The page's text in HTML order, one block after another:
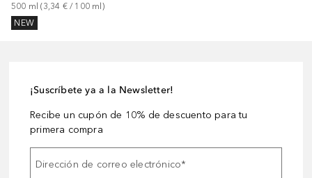
500 ml (3,34 € / 100 ml )
NEW
¡Suscríbete ya a la Newsletter!
Recibe un cupón de 10% de descuento para tu
primera compra
Dirección de correo electrónico*